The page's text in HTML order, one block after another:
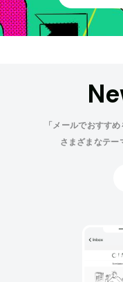
「メールでおすす
さまざまなテー